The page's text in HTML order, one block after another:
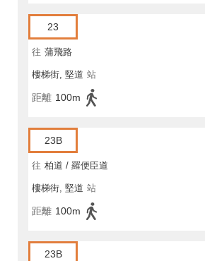
23
往 蒲飛路
樓梯街, 堅道 站
距離 100m
23B
往 柏道 / 羅便臣道
樓梯街, 堅道 站
距離 100m
23B